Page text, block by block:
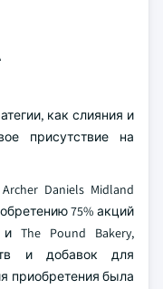
как слияния и
присутствие на
Daniels Midland
75% акций
и The Pound Bakery,
и добавок для
приобретения была